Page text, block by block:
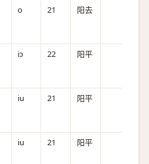
o 21 阳去
iɔ 22 阳平
iu 21 阳平
iu 21 阳平